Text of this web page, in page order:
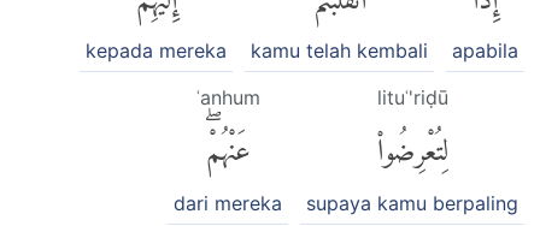
apabila
kamu telah kembali
kepada mereka
lituʿ'riḍū
لِتُعْرِضُوا۟
supaya kamu berpaling
ʿanhum
عَنْهُمْۖ
dari mereka